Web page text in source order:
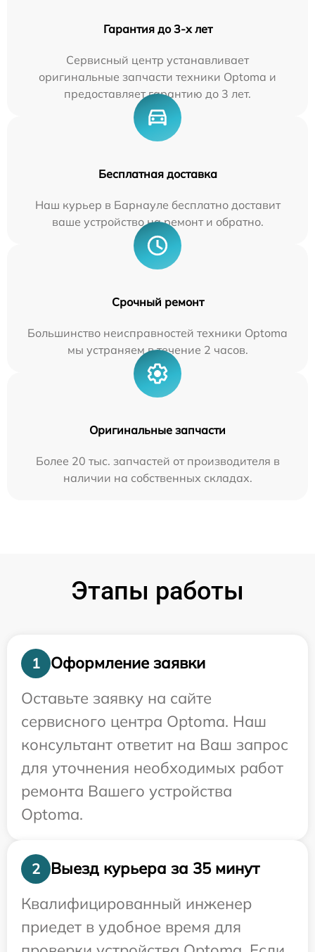
Гарантия до 3-х лет
Сервисный центр устанавливает
оригинальные запчасти техники Optoma и
предоставляет гарантию до 3 лет.
Бесплатная доставка
Наш курьер в Барнауле бесплатно доставит
ваше устройство на ремонт и обратно.
Срочный ремонт
Большинство неисправностей техники Optoma
мы устраняем в течение 2 часов.
Оригинальные запчасти
Более 20 тыс. запчастей от производителя в
наличии на собственных складах.
Этапы работы
1
Оформление заявки
Оставьте заявку на сайте
сервисного центра Optoma. Наш
консультант ответит на Ваш запрос
для уточнения необходимых работ
ремонта Вашего устройства
Optoma.
2
Выезд курьера за 35 минут
Квалифицированный инженер
приедет в удобное время для